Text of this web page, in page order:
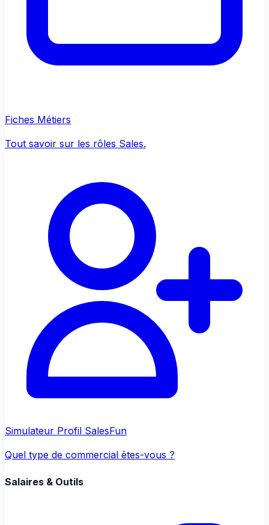
Fiches Métiers
Tout savoir sur les rôles Sales.
Simulateur Profil SalesFun
Quel type de commercial êtes-vous ?
Salaires & Outils